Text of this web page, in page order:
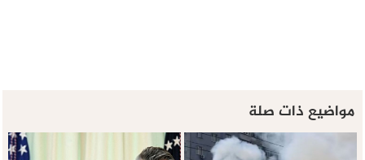
مواضيع ذات صلة